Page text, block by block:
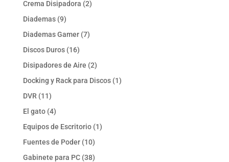
Crema Disipadora 22
Diademas 99
productos
Diademas Gamer 77
Discos Duros 1616
productos
Disipadores de Aire 22
productos
Docking y Rack para Discos 11
DVR 1111
productos
El gato 44
productos
Equipos de Escritorio 11
Fuentes de Poder 1010
productos
Gabinete para PC 3838